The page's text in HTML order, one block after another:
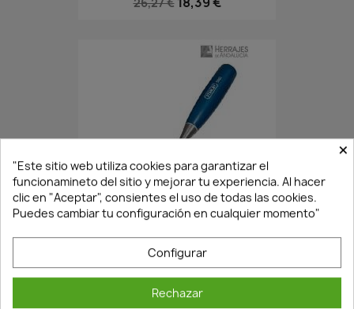
En Stock·Envío 24/48h
FORMÓN SERIE 5002 18MM...
29,78 €20,84 €
×
"Este sitio web utiliza cookies para garantizar el
funcionamineto del sitio y mejorar tu experiencia. Al hacer
clic en "Aceptar", consientes el uso de todas las cookies.
Puedes cambiar tu configuración en cualquier momento"
Configurar
Rechazar